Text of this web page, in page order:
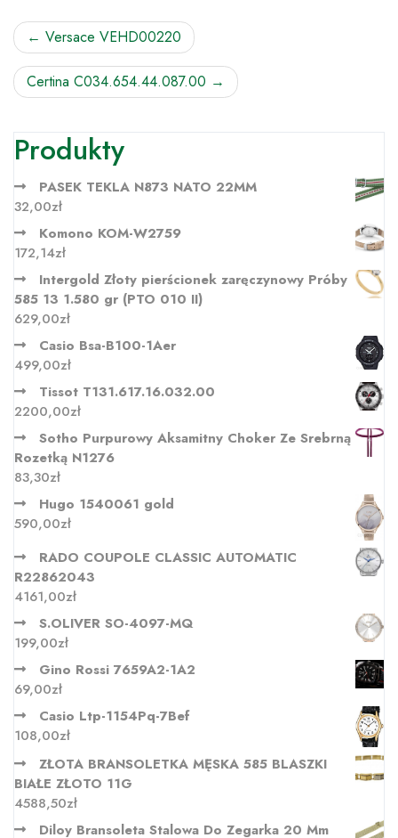
Nawigacja
wpisu
Versace VEHD00220
Certina C034.654.44.087.00
Produkty
PASEK TEKLA N873 NATO 22MM
32,00zł
Komono KOM-W2759
172,14zł
Intergold Złoty pierścionek zaręczynowy Próby
585 13 1.580 gr (PTO 010 II)
629,00zł
Casio Bsa-B100-1Aer
499,00zł
Tissot T131.617.16.032.00
2200,00zł
Sotho Purpurowy Aksamitny Choker Ze Srebrną
Rozetką N1276
83,30zł
Hugo 1540061 gold
590,00zł
RADO COUPOLE CLASSIC AUTOMATIC
R22862043
4161,00zł
S.OLIVER SO-4097-MQ
199,00zł
Gino Rossi 7659A2-1A2
69,00zł
Casio Ltp-1154Pq-7Bef
108,00zł
ZŁOTA BRANSOLETKA MĘSKA 585 BLASZKI
BIAŁE ZŁOTO 11G
4588,50zł
Diloy Bransoleta Stalowa Do Zegarka 20 Mm